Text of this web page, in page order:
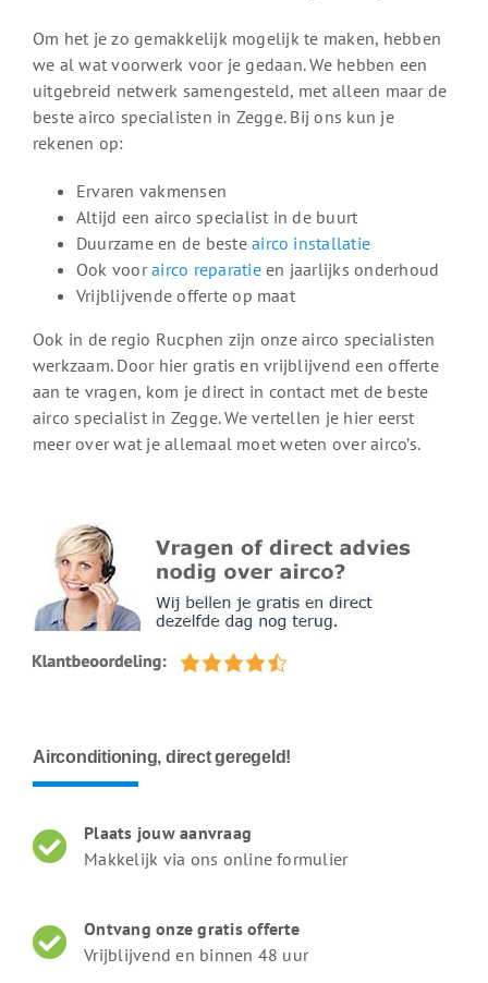
Om het je zo gemakkelijk mogelijk te maken, hebben
we al wat voorwerk voor je gedaan. We hebben een
uitgebreid netwerk samengesteld, met alleen maar de
beste airco specialisten in Zegge. Bij ons kun je
rekenen op:
Ervaren vakmensen
Altijd een airco specialist in de buurt
Duurzame en de besteairco installatie
Ook voorairco reparatieen jaarlijks onderhoud
Vrijblijvende offerte op maat
Ook in de regio Rucphen zijn onze airco specialisten
werkzaam. Door hier gratis en vrijblijvend een offerte
aan te vragen, kom je direct in contact met de beste
airco specialist in Zegge. We vertellen je hier eerst
meer over wat je allemaal moet weten over airco’s.
Airconditioning, direct geregeld!
Plaats jouw aanvraag
Makkelijk via ons online formulier
Ontvang onze gratis offerte
Vrijblijvend en binnen 48 uur